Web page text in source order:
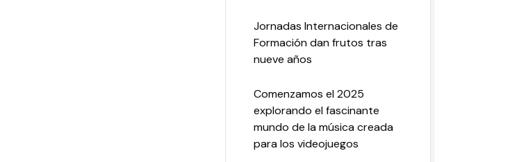
Jornadas Internacionales de
Formación dan frutos tras
nueve años
Comenzamos el 2025
explorando el fascinante
mundo de la música creada
para los videojuegos